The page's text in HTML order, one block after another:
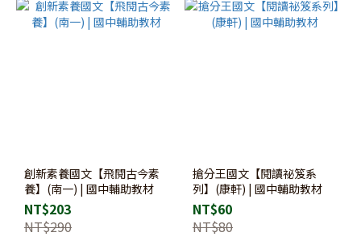
創新素養國文【飛閱古今素
養】(南一) | 國中輔助教材
NT$203
NT$290
搶分王國文【閱讀祕笈系
列】(康軒) | 國中輔助教材
NT$60
NT$80